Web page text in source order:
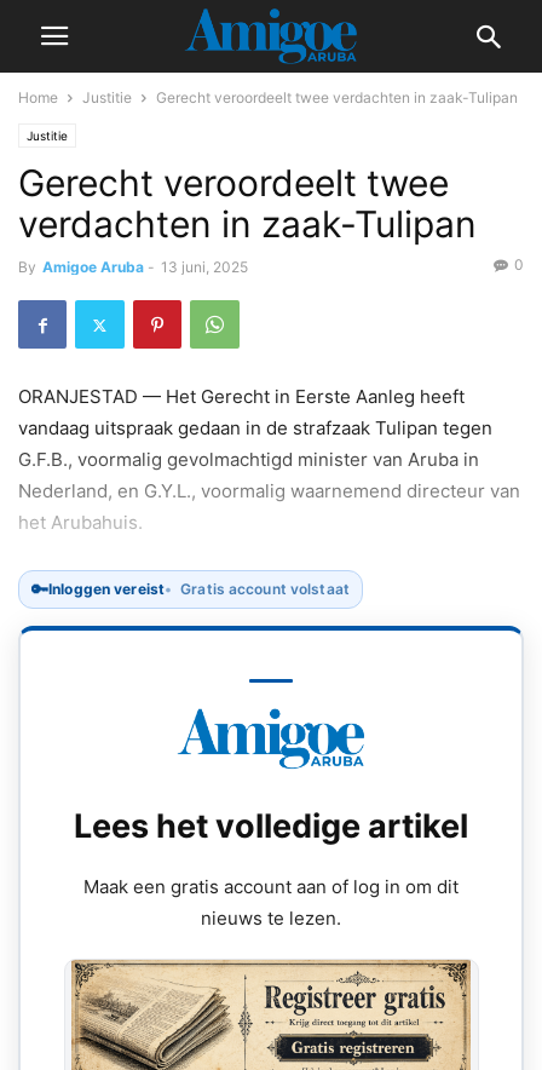
Home Justitie Gerecht veroordeelt twee verdachten in zaak-Tulipan
Justitie
Gerecht veroordeelt twee
verdachten in zaak-Tulipan
By Amigoe Aruba - 13 juni, 2025 0
ORANJESTAD — Het Gerecht in Eerste Aanleg heeft
vandaag uitspraak gedaan in de strafzaak Tulipan tegen
G.F.B., voormalig gevolmachtigd minister van Aruba in
Nederland, en G.Y.L., voormalig waarnemend directeur van
het Arubahuis.
🔑Inloggen vereist Gratis account volstaat
Lees het volledige artikel
Maak een gratis account aan of log in om dit
nieuws te lezen.